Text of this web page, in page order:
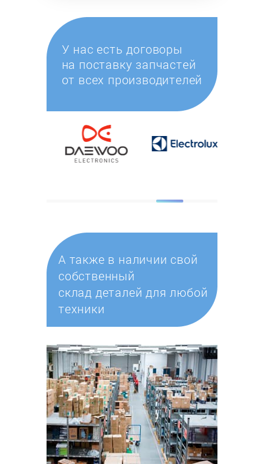
У нас есть договоры
на поставку запчастей
от всех производителей
А также в наличии свой
собственный
склад деталей для любой
техники